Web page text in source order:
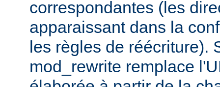
correspondantes (les
apparaissant dans la
les règles de réécriture).
mod_rewrite remplace